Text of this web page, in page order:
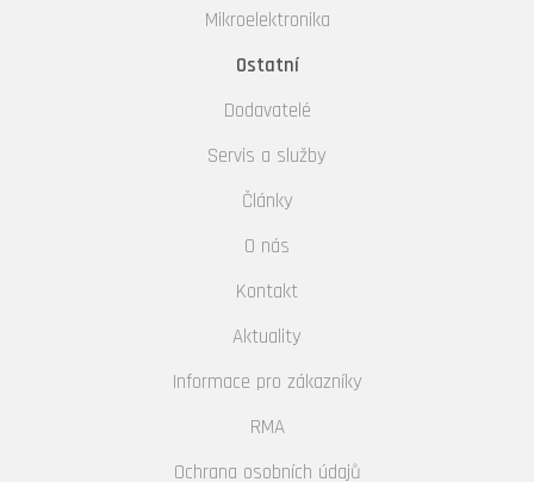
Mikroelektronika
Ostatní
Dodavatelé
Servis a služby
Články
O nás
Kontakt
Aktuality
Informace pro zákazníky
RMA
Ochrana osobních údajů